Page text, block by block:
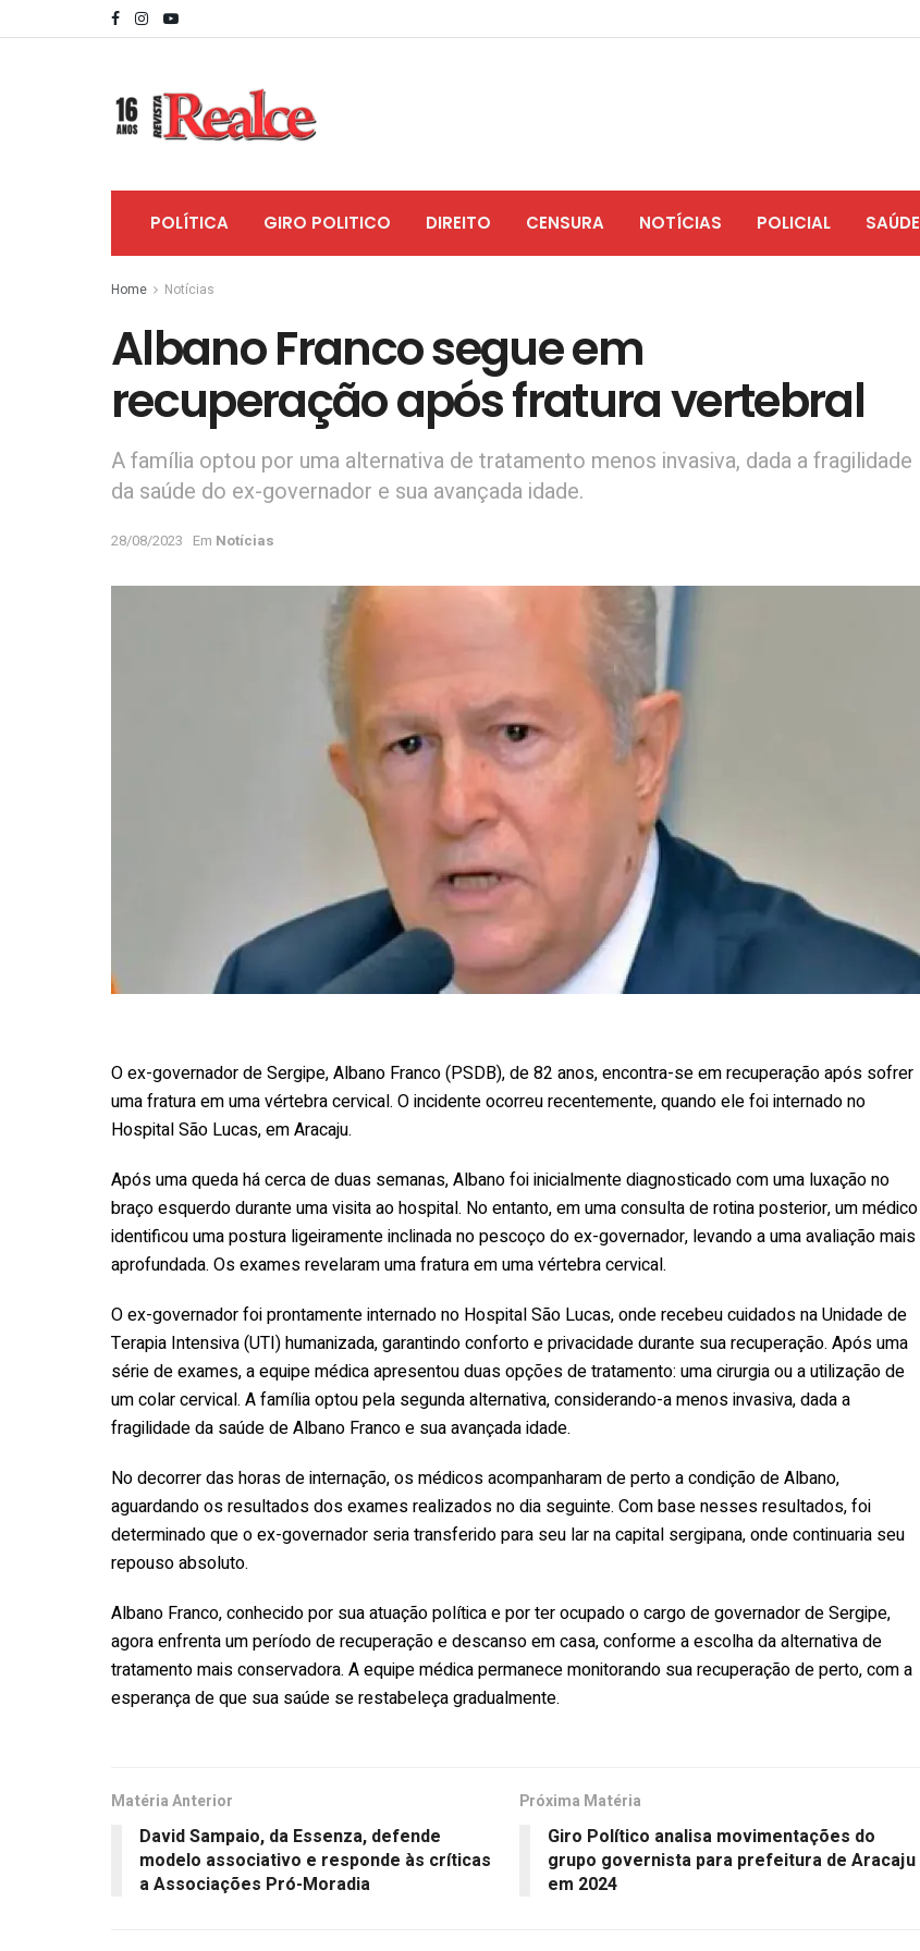
POLÍTICA GIRO POLITICO DIREITO CENSURA NOTÍCIAS POLICIAL SAÚDE
Home Notícias
Albano Franco segue em
recuperação após fratura vertebral
A família optou por uma alternativa de tratamento menos invasiva, dada a fragilidade
da saúde do ex-governador e sua avançada idade.
28/08/2023 Em Notícias
O ex-governador de Sergipe, Albano Franco (PSDB), de 82 anos, encontra-se em recuperação após sofrer
uma fratura em uma vértebra cervical. O incidente ocorreu recentemente, quando ele foi internado no
Hospital São Lucas, em Aracaju.
Após uma queda há cerca de duas semanas, Albano foi inicialmente diagnosticado com uma luxação no
braço esquerdo durante uma visita ao hospital. No entanto, em uma consulta de rotina posterior, um médico
identificou uma postura ligeiramente inclinada no pescoço do ex-governador, levando a uma avaliação mais
aprofundada. Os exames revelaram uma fratura em uma vértebra cervical.
O ex-governador foi prontamente internado no Hospital São Lucas, onde recebeu cuidados na Unidade de
Terapia Intensiva (UTI) humanizada, garantindo conforto e privacidade durante sua recuperação. Após uma
série de exames, a equipe médica apresentou duas opções de tratamento: uma cirurgia ou a utilização de
um colar cervical. A família optou pela segunda alternativa, considerando-a menos invasiva, dada a
fragilidade da saúde de Albano Franco e sua avançada idade.
No decorrer das horas de internação, os médicos acompanharam de perto a condição de Albano,
aguardando os resultados dos exames realizados no dia seguinte. Com base nesses resultados, foi
determinado que o ex-governador seria transferido para seu lar na capital sergipana, onde continuaria seu
repouso absoluto.
Albano Franco, conhecido por sua atuação política e por ter ocupado o cargo de governador de Sergipe,
agora enfrenta um período de recuperação e descanso em casa, conforme a escolha da alternativa de
tratamento mais conservadora. A equipe médica permanece monitorando sua recuperação de perto, com a
esperança de que sua saúde se restabeleça gradualmente.
Matéria Anterior
David Sampaio, da Essenza, defende
modelo associativo e responde às críticas
a Associações Pró-Moradia
Próxima Matéria
Giro Político analisa movimentações do
grupo governista para prefeitura de Aracaju
em 2024